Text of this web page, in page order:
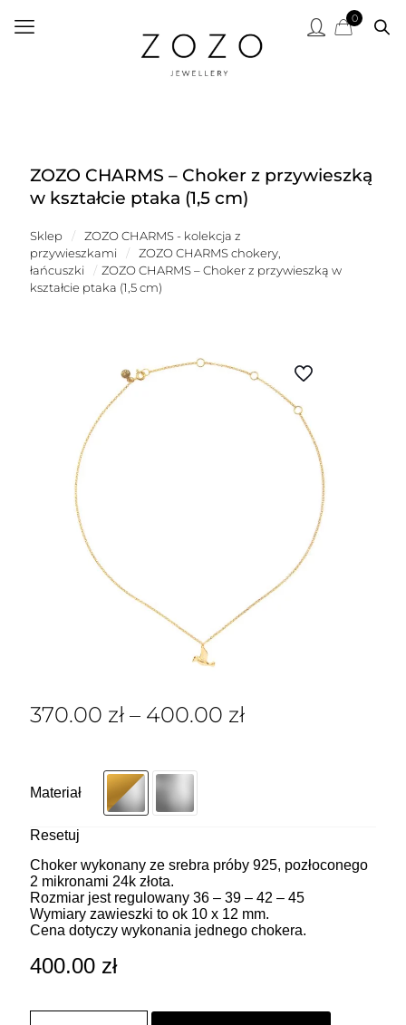
0
ZOZO CHARMS – Choker z przywieszką
w kształcie ptaka (1,5 cm)
Sklep /
ZOZO CHARMS - kolekcja z
przywieszkami
/
ZOZO CHARMS chokery,
łańcuszki
/ ZOZO CHARMS – Choker z przywieszką w
kształcie ptaka (1,5 cm)
370.00 zł – 400.00 zł
Materiał
Resetuj
Choker wykonany ze srebra próby 925, pozłoconego
2 mikronami 24k złota.
Rozmiar jest regulowany 36 – 39 – 42 – 45
Wymiary zawieszki to ok 10 x 12 mm.
Cena dotyczy wykonania jednego chokera.
400.00 zł